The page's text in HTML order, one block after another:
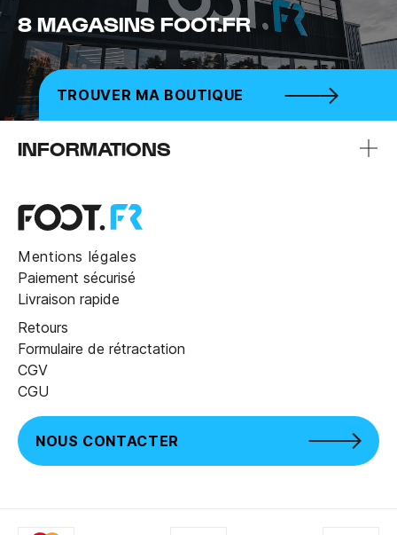
8 MAGASINS FOOT.FR
TROUVER MA BOUTIQUE
INFORMATIONS
Mentions légales
Paiement sécurisé
Livraison rapide
Retours
Formulaire de rétractation
CGV
CGU
NOUS CONTACTER